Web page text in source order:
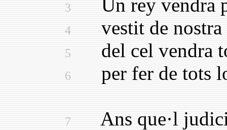
3 Un rey vendra
4 vestit de nostra
5 del cel vendra
6 per fer de tots
7 Ans que·l judici